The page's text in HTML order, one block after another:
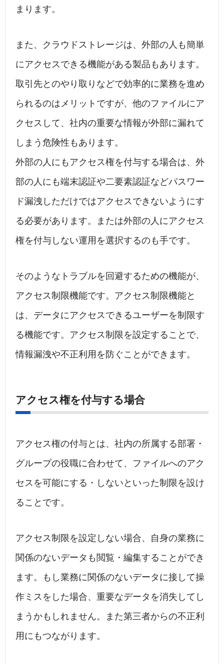
まります。
また、クラウドストレージは、外部の人も簡単
にアクセスできる機能がある製品もあります。
取引先とのやり取りなどで効率的に業務を進め
られるのはメリットですが、他のファイルにア
クセスして、社内の重要な情報が外部に漏れて
しまう危険性もあります。
外部の人にもアクセス権を付与する場合は、外
部の人にも端末認証や二要素認証などパスワー
ド漏洩しただけではアクセスできないようにす
る必要があります。または外部の人にアクセス
権を付与しない運用を選択するのも手です。
そのようなトラブルを回避するための機能が、
アクセス制限機能です。アクセス制限機能と
は、データにアクセスできるユーザーを制限す
る機能です。アクセス制限を設定することで、
情報漏洩や不正利用を防ぐことができます。
アクセス権を付与する場合
アクセス権の付与とは、社内の所属する部署・
グループの役職に合わせて、ファイルへのアク
セスを可能にする・しないといった制限を設け
ることです。
アクセス制限を設定しない場合、自身の業務に
関係のないデータも閲覧・編集することができ
ます。もし業務に関係のないデータに接して操
作ミスをした場合、重要なデータを消失してし
まうかもしれません。また第三者からの不正利
用にもつながります。